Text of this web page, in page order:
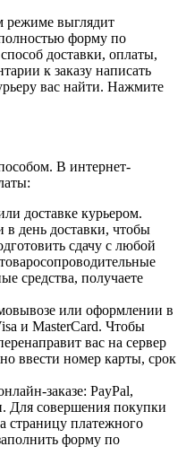
режиме выглядит
форму по
доставки, оплаты,
к заказу написать
вас найти. Нажмите
В интернет-
доставке курьером.
в день доставки, чтобы
сдачу с любой
средства, получаете
или оформлении в
и MasterCard. Чтобы
вас на сервер
ввести номер карты, срок
заказе: PayPal,
Для совершения покупки
страницу платежного
форму по